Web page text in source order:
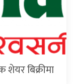
शेयर बिक्रीमा